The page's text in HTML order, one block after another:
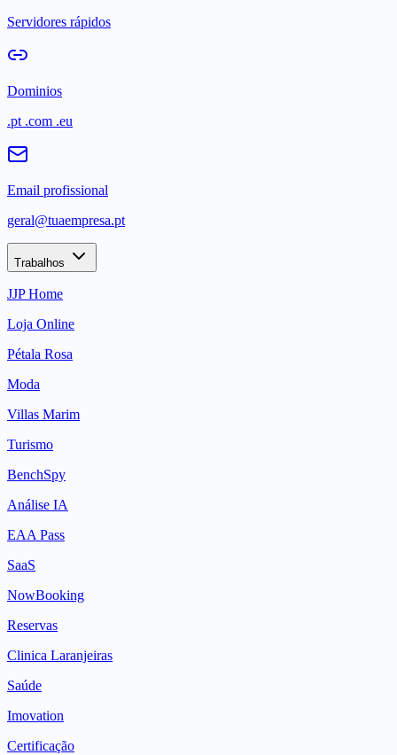
Servidores rápidos
Dominios
.pt .com .eu
Email profissional
geral@tuaempresa.pt
Trabalhos
JJP Home
Loja Online
Pétala Rosa
Moda
Villas Marim
Turismo
BenchSpy
Análise IA
EAA Pass
SaaS
NowBooking
Reservas
Clinica Laranjeiras
Saúde
Imovation
Certificação